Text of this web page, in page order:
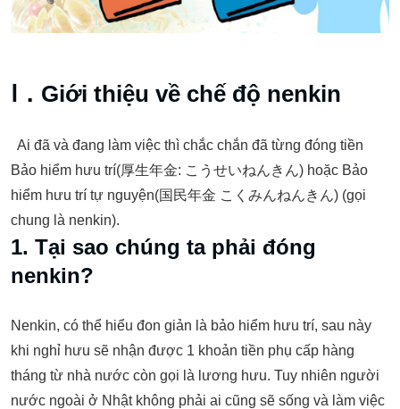
Ⅰ．Giới thiệu về chế độ nenkin
Ai đã và đang làm việc thì chắc chắn đã từng đóng tiền
Bảo hiểm hưu trí(厚生年金: こうせいねんきん) hoặc Bảo
hiểm hưu trí tự nguyện(国民年金 こくみんねんきん) (gọi
chung là nenkin).
1. Tại sao chúng ta phải đóng
nenkin?
Nenkin, có thể hiểu đon giản là bảo hiểm hưu trí, sau này
khi nghỉ hưu sẽ nhận được 1 khoản tiền phụ cấp hàng
tháng từ nhà nước còn gọi là lương hưu. Tuy nhiên người
nước ngoài ở Nhật không phải ai cũng sẽ sống và làm việc